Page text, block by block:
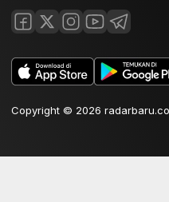
Copyright © 2026